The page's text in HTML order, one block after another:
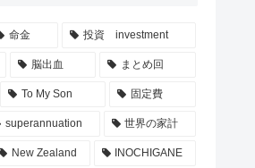
命金 投資 investment
脳出血 まとめ回
To My Son 固定費
superannuation 世界の家計
New Zealand INOCHIGANE